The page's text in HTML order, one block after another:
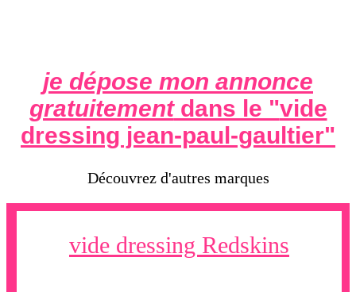
je dépose mon annonce
gratuitementdans le "vide
dressing jean-paul-gaultier"
Découvrez d'autres marques
vide dressing Redskins